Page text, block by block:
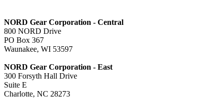
NORD Gear Corporation - Central
800 NORD Drive
PO Box 367
Waunakee, WI 53597
NORD Gear Corporation - East
300 Forsyth Hall Drive
Suite E
Charlotte, NC 28273